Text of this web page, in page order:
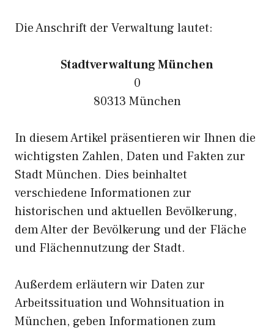
Die Anschrift der Verwaltung lautet:
Stadtverwaltung München
0
80313 München
In diesem Artikel präsentieren wir Ihnen die
wichtigsten Zahlen, Daten und Fakten zur
Stadt München. Dies beinhaltet
verschiedene Informationen zur
historischen und aktuellen Bevölkerung,
dem Alter der Bevölkerung und der Fläche
und Flächennutzung der Stadt.
Außerdem erläutern wir Daten zur
Arbeitssituation und Wohnsituation in
München, geben Informationen zum